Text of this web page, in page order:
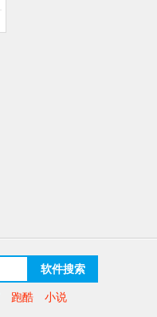
软件搜索
跑酷 小说